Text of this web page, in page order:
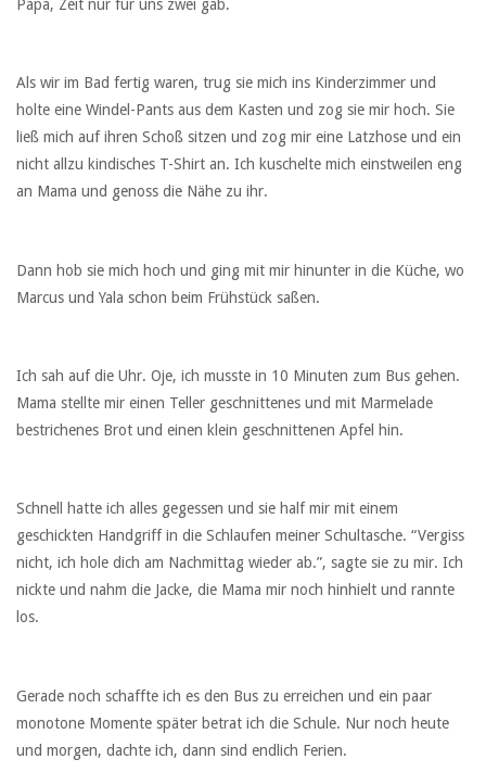
Papa, Zeit nur für uns zwei gab.
Als wir im Bad fertig waren, trug sie mich ins Kinderzimmer und
holte eine Windel-Pants aus dem Kasten und zog sie mir hoch. Sie
ließ mich auf ihren Schoß sitzen und zog mir eine Latzhose und ein
nicht allzu kindisches T-Shirt an. Ich kuschelte mich einstweilen eng
an Mama und genoss die Nähe zu ihr.
Dann hob sie mich hoch und ging mit mir hinunter in die Küche, wo
Marcus und Yala schon beim Frühstück saßen.
Ich sah auf die Uhr. Oje, ich musste in 10 Minuten zum Bus gehen.
Mama stellte mir einen Teller geschnittenes und mit Marmelade
bestrichenes Brot und einen klein geschnittenen Apfel hin.
Schnell hatte ich alles gegessen und sie half mir mit einem
geschickten Handgriff in die Schlaufen meiner Schultasche. “Vergiss
nicht, ich hole dich am Nachmittag wieder ab.”, sagte sie zu mir. Ich
nickte und nahm die Jacke, die Mama mir noch hinhielt und rannte
los.
Gerade noch schaffte ich es den Bus zu erreichen und ein paar
monotone Momente später betrat ich die Schule. Nur noch heute
und morgen, dachte ich, dann sind endlich Ferien.